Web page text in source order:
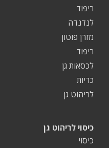
ריפוד
לנדנדה
מזרן פוטון
ריפוד
לכסאות גן
כריות
לריהוט גן
כיסוי לריהוט גן
כיסוי